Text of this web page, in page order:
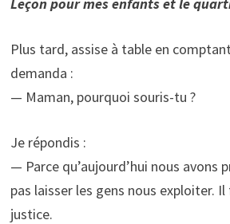
Plus tard, assise à table en
demanda :
— Maman, pourquoi souris-tu ?
Je répondis :
— Parce qu’aujourd’hui nous avons
pas laisser les gens nous exploiter.
justice.